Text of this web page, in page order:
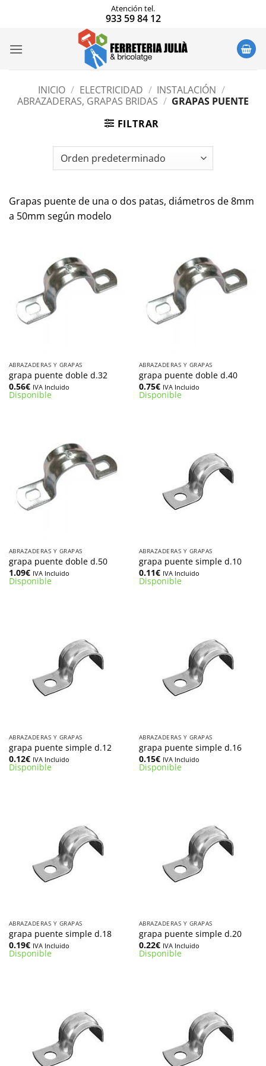
Atención tel.
933 59 84 12
INICIO / ELECTRICIDAD / INSTALACIÓN /
ABRAZADERAS, GRAPAS BRIDAS / GRAPAS PUENTE
FILTRAR
Grapas puente de una o dos patas, diámetros de 8mm
a 50mm según modelo
ABRAZADERAS Y GRAPAS
grapa puente doble d.32
0.56€ IVA Incluido
Disponible
ABRAZADERAS Y GRAPAS
grapa puente doble d.40
0.75€ IVA Incluido
Disponible
ABRAZADERAS Y GRAPAS
grapa puente doble d.50
1.09€ IVA Incluido
Disponible
ABRAZADERAS Y GRAPAS
grapa puente simple d.10
0.11€ IVA Incluido
Disponible
ABRAZADERAS Y GRAPAS
grapa puente simple d.12
0.12€ IVA Incluido
Disponible
ABRAZADERAS Y GRAPAS
grapa puente simple d.16
0.15€ IVA Incluido
Disponible
ABRAZADERAS Y GRAPAS
grapa puente simple d.18
0.19€ IVA Incluido
Disponible
ABRAZADERAS Y GRAPAS
grapa puente simple d.20
0.22€ IVA Incluido
Disponible